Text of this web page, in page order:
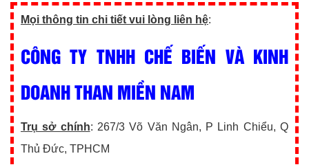
Mọi thông tin chi tiết vui lòng liên hệ:
CÔNG TY TNHH CHẾ BIẾN VÀ KINH
DOANH THAN MIỀN NAM
Trụ sở chính: 267/3 Võ Văn Ngân, P Linh Chiểu, Q
Thủ Đức, TPHCM